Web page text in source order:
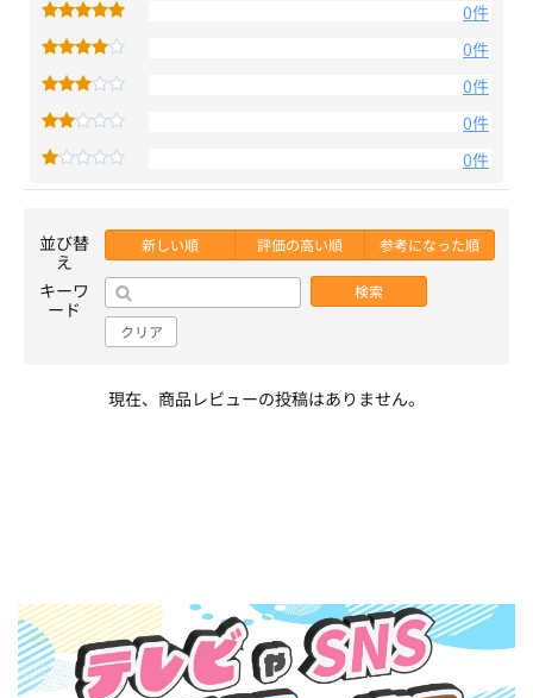
0件
0件
0件
0件
0件
並び替
え
新しい順 評価の高い順 参考になった順
キーワ
ード
検索
クリア
現在、商品レビューの投稿はありません。